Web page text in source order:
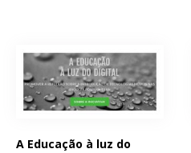
A Educação à luz do